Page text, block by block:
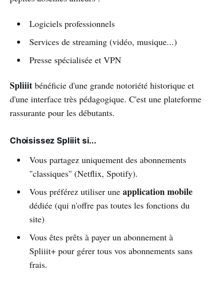
Logiciels professionnels
Services de streaming (vidéo, musique...)
Presse spécialisée et VPN
Spliiit bénéficie d'une grande notoriété historique et
d'une interface très pédagogique. C'est une plateforme
rassurante pour les débutants.
Choisissez Spliiit si...
Vous partagez uniquement des abonnements
"classiques" (Netflix, Spotify).
Vous préférez utiliser une application mobile
dédiée (qui n'offre pas toutes les fonctions du
site)
Vous êtes prêts à payer un abonnement à
Spliiit+ pour gérer tous vos abonnements sans
frais.